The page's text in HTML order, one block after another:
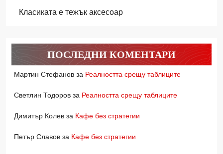
Класиката е тежък аксесоар
ПОСЛЕДНИ КОМЕНТАРИ
Мартин Стефанов за Реалността срещу таблиците
Светлин Тодоров за Реалността срещу таблиците
Димитър Колев за Кафе без стратегии
Петър Славов за Кафе без стратегии